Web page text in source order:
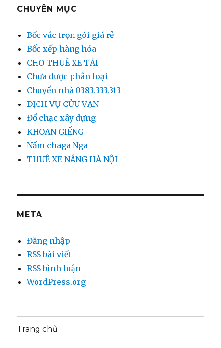
CHUYÊN MỤC
Bốc vác trọn gói giá rẻ
Bốc xếp hàng hóa
CHO THUÊ XE TẢI
Chưa được phân loại
Chuyển nhà 0383.333.313
DỊCH VỤ CỬU VẠN
Đổ chạc xây dựng
KHOAN GIẾNG
Nấm chaga Nga
THUÊ XE NÂNG HÀ NỘI
META
Đăng nhập
RSS bài viết
RSS bình luận
WordPress.org
Trang chủ